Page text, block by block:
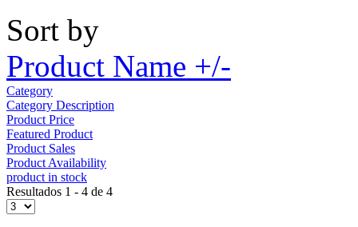
Sort by
Product Name +/-
Category
Category Description
Product Price
Featured Product
Product Sales
Product Availability
product in stock
Resultados 1 - 4 de 4